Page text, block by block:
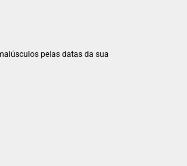
pelas datas da sua